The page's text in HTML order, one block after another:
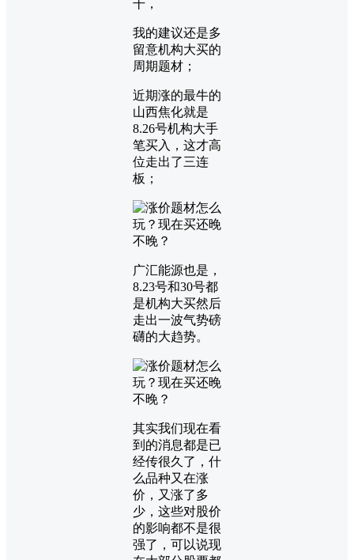
干，
我的建议还是多
留意机构大买的
周期题材；
近期涨的最牛的
山西焦化就是
8.26号机构大手
笔买入，这才高
位走出了三连
板；
广汇能源也是，
8.23号和30号都
是机构大买然后
走出一波气势磅
礴的大趋势。
其实我们现在看
到的消息都是已
经传很久了，什
么品种又在涨
价，又涨了多
少，这些对股价
的影响都不是很
强了，可以说现